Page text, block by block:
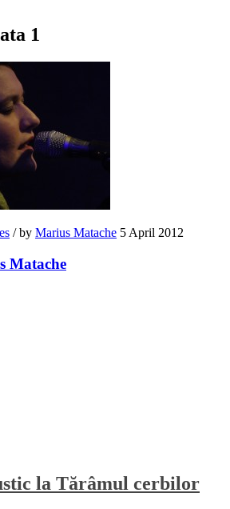
1
/by Marius Matache 5 April 2012
Matache
la Tărâmul cerbilor